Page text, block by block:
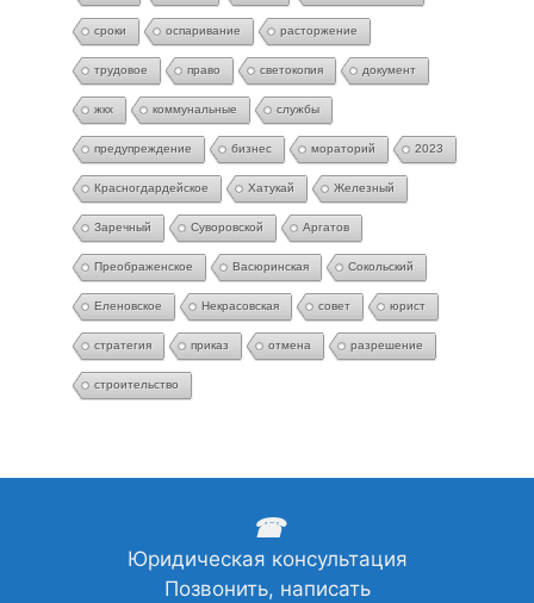
сроки оспаривание расторжение
трудовое право светокопия документ
жкх коммунальные службы
предупреждение бизнес мораторий 2023
Красногдардейское Хатукай Железный
Заречный Суворовской Аргатов
Преображенское Васюринская Сокольский
Еленовское Некрасовская совет юрист
стратегия приказ отмена разрешение
строительство
☎
Юридическая консультация
Позвонить, написать